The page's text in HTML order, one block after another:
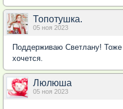
Топотушка.
05 ноя 2023
Поддерживаю Светлану! Тоже
хочется.
Люлюша
05 ноя 2023